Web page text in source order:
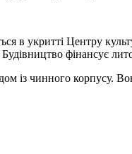
в укритті Центру
фінансує
із чинного